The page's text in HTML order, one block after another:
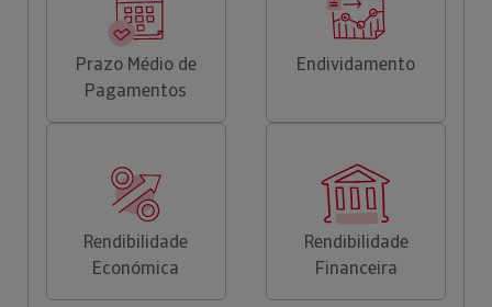
Prazo Médio de
Pagamentos
Endividamento
Rendibilidade
Económica
Rendibilidade
Financeira